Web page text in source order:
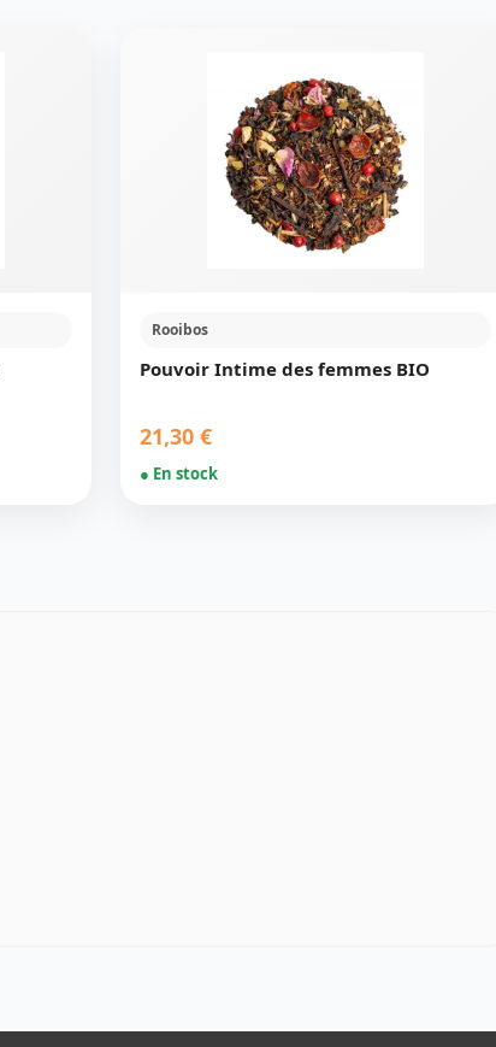
Rooibos
Pouvoir Intime des femmes BIO
21,30 €
● En stock